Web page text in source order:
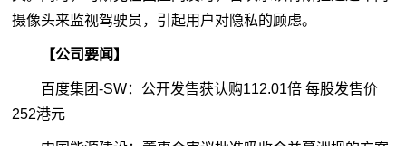
摄像头来监视驾驶员，引起用户对隐私的顾虑。
【公司要闻】
百度集团-SW：公开发售获认购112.01倍 每股发售价
252港元